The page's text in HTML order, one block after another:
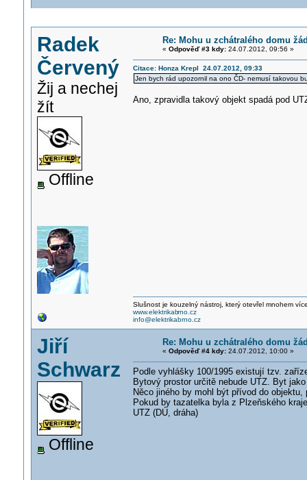
Radek
Červený
Žij a nechej
žít
Offline
Re: Mohu u zchátralého domu
« Odpověď #3 kdy:24.07.2012, 09:56 »
Citace: Honza Krepl 24.07.2012, 09:33
Jen bych rád upozornil na ono ČD- nemusí takovou
Ano, zpravidla takový objekt spadá pod
Slušnost je kouzelný nástroj, který otevřel mnohem
www.elektrikabrno.cz
info@elektrikabrno.cz
Jiří
Schwarz
Offline
Re: Mohu u zchátralého domu
« Odpověď #4 kdy:24.07.2012, 10:00 »
Podle vyhlášky 100/1995 existují tzv.
Bytový prostor určitě nebude UTZ. Byt
Něco jiného by mohl být přívod do
Pokud by tazatelka byla z Plzeňského
UTZ (DÚ, dráha)